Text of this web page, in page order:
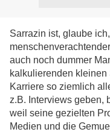
Sarrazin ist, glaube
auch noch dummer
kalkulierenden
Karriere so ziemlich
z.B. Interviews geben,
weil seine gezielten
Medien und die